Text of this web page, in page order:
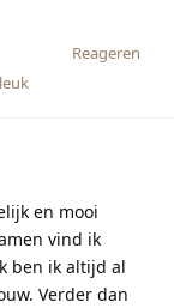
Reageren
en mooi
vind ik
ben ik altijd al
Verder dan